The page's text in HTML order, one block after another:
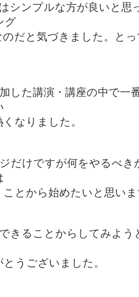
シンプルな方が良いと思
グ
のだと気づきました。と
した講演・講座の中で一
なりました。
だけですが何をやるべき
ことから始めたいと思い
きることからしてみよう
うございました。